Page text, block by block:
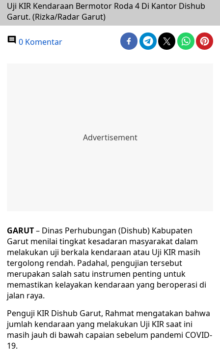
Uji KIR Kendaraan Bermotor Roda 4 Di Kantor Dishub
Garut. (Rizka/Radar Garut)
0 Komentar
GARUT– Dinas Perhubungan (Dishub) Kabupaten
Garut menilai tingkat kesadaran masyarakat dalam
melakukan uji berkala kendaraan atau Uji KIR masih
tergolong rendah. Padahal, pengujian tersebut
merupakan salah satu instrumen penting untuk
memastikan kelayakan kendaraan yang beroperasi di
jalan raya.
Penguji KIR Dishub Garut, Rahmat mengatakan bahwa
jumlah kendaraan yang melakukan Uji KIR saat ini
masih jauh di bawah capaian sebelum pandemi COVID-
19.